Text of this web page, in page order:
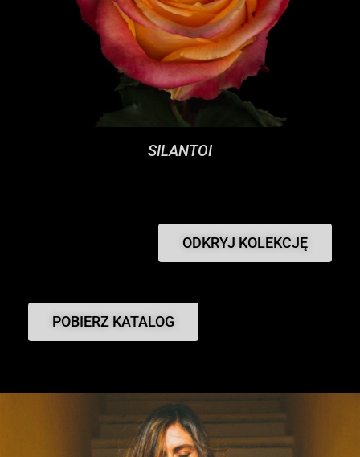
SILANTOI
ODKRYJ KOLEKCJĘ
POBIERZ KATALOG